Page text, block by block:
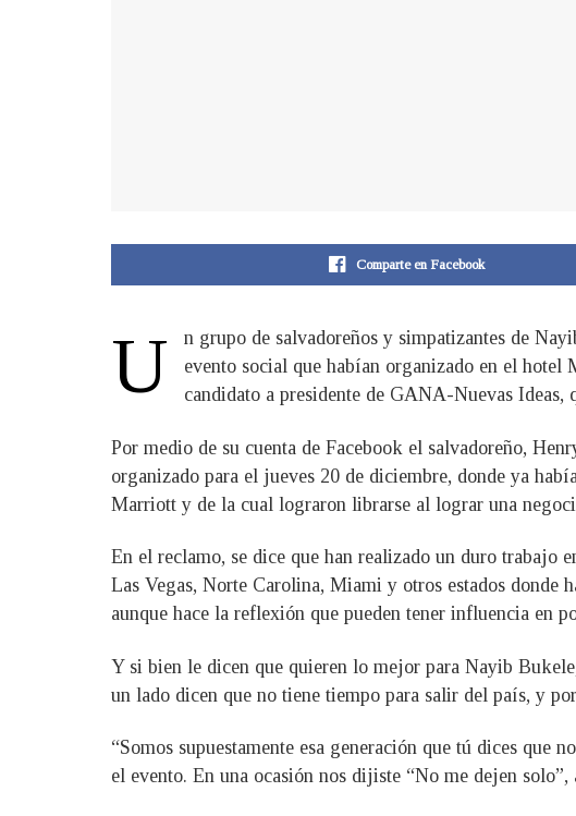
Comparte en Facebook
U
n grupo de salvadoreños y simpatizantes de
evento social que habían organizado en el
candidato a presidente de GANA-Nuevas
Por medio de su cuenta de Facebook el salvadoreño,
organizado para el jueves 20 de diciembre, donde ya
Marriott y de la cual lograron librarse al lograr una
En el reclamo, se dice que han realizado un duro trabajo
Las Vegas, Norte Carolina, Miami y otros estados donde
aunque hace la reflexión que pueden tener influencia en
Y si bien le dicen que quieren lo mejor para Nayib
un lado dicen que no tiene tiempo para salir del país, y
“Somos supuestamente esa generación que tú dices que
el evento. En una ocasión nos dijiste “No me dejen